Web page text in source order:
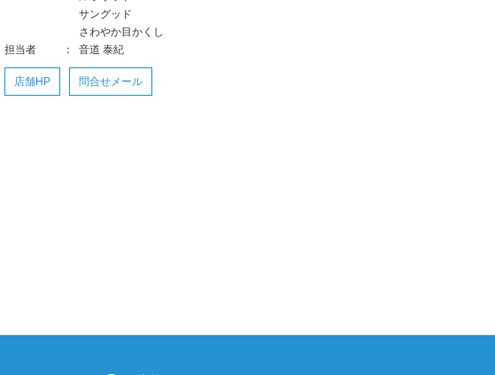
サングッド
さわやか目かくし
担当者
： 音道 泰紀
店舗HP 問合せメール